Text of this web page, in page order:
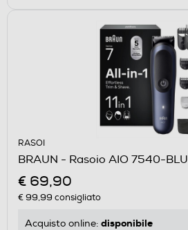
RASOI
BRAUN - Rasoio AIO 7540-BLU
€ 69,90
€ 99,99 consigliato
Acquisto online: disponibile